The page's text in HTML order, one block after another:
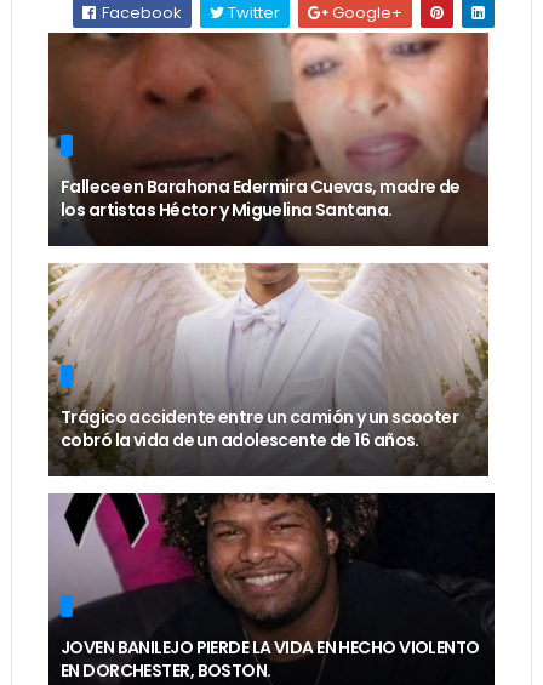
Facebook
Twitter Google+
Fallece en Barahona Edermira Cuevas, madre de
los artistas Héctor y Miguelina Santana.
Trágico accidente entre un camión y un scooter
cobró la vida de un adolescente de 16 años.
JOVEN BANILEJO PIERDE LA VIDA EN HECHO VIOLENTO
EN DORCHESTER, BOSTON.